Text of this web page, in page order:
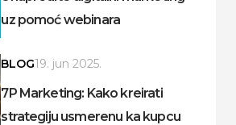
uz pomoć webinara
BLOG19. jun 2025.
7P Marketing: Kako kreirati
strategiju usmerenu ka kupcu